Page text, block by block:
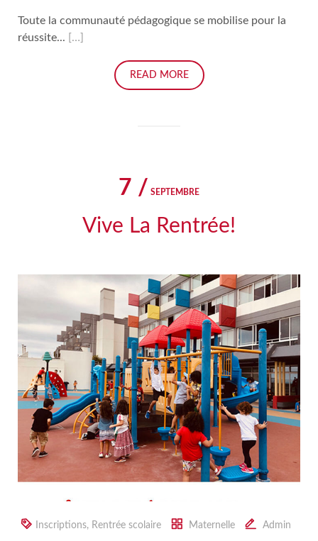
Toute la communauté pédagogique se mobilise pour la
réussite...
[…]
READ MORE
7 / SEPTEMBRE
Vive La Rentrée!
Inscriptions, Rentrée scolaire Maternelle Admin